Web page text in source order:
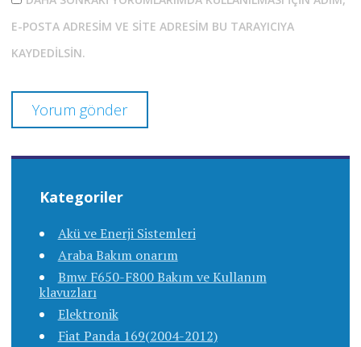
E-POSTA ADRESIM VE SITE ADRESIM BU TARAYICIYA
KAYDEDILSIN.
Kategoriler
Akü ve Enerji Sistemleri
Araba Bakım onarım
Bmw F650-F800 Bakım ve Kullanım
klavuzları
Elektronik
Fiat Panda 169(2004-2012)